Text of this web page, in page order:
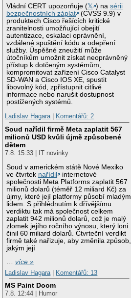
Vládní CERT upozorňuje (𝕏 ) nasérii
bezpečnostních záplat
(CVSS 9.9) v
produktech Cisco řešících kritické
zranitelnosti umožňující obejití
autentizace, eskalaci oprávnění,
vzdálené spuštění kódu a odepření
služby. Úspěšné zneužití může
útočníkům umožnit získat neoprávněný
přístup k dotčeným systémům,
kompromitovat zařízení Cisco Catalyst
SD-WAN a Cisco IOS XE, spustit
libovolný kód, zpřístupnit citlivé
informace nebo narušit dostupnost
postižených systémů.
Ladislav Hagara| Komentářů: 2
Soud nařídil firmě Meta zaplatit 567
milionů USD kvůli újmě způsobené
dětem
7.8. 15:33 | IT novinky
Soud v americkém státě Nové Mexiko
ve čtvrtek nařídil
internetové
společnosti Meta Platforms zaplatit 567
milionů dolarů (téměř 12 miliard Kč) za
újmy, které její platformy působí mladým
lidem. S přihlédnutím k dřívějšímu
verdiktu tak má společnost celkem
zaplatit 942 milionů dolarů, což je malý
zlomek jejího ročního výnosu, který loni
činil 60 miliard dolarů. Čtvrteční verdikt
firmě také nařizuje, aby změnila způsob,
jakým její
…více »
Ladislav Hagara
Komentářů: 13
MS Paint Doom
7.8. 12:44 | Humor